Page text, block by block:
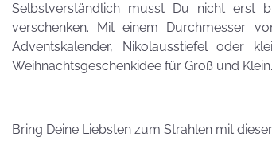
Selbstverständlich musst Du nicht erst
verschenken. Mit einem Durchmesser
Adventskalender, Nikolausstiefel oder
Weihnachtsgeschenkidee für Groß und Klein.
Bring Deine Liebsten zum Strahlen mit